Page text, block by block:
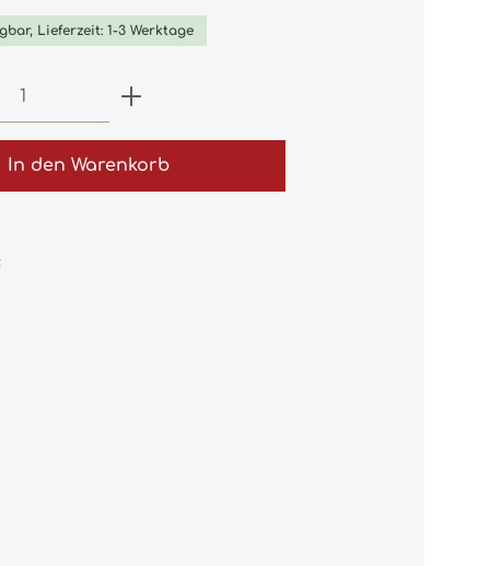
Lieferzeit: 1-3 Werktage
Anzahl: Gib den gewünschten
In den Warenkorb